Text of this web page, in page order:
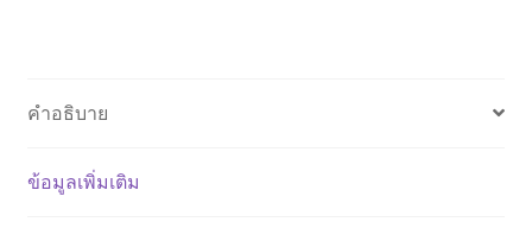
คำอธิบาย
ข้อมูลเพิ่มเติม